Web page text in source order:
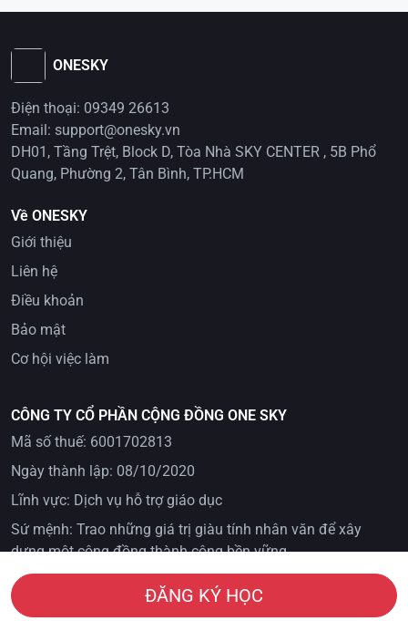
ĐĂNG KÝ HỌC
ONESKY
Điện thoại: 09349 26613
Email: support@onesky.vn
DH01, Tầng Trệt, Block D, Tòa Nhà SKY CENTER , 5B Phổ
Quang, Phường 2, Tân Bình, TP.HCM
Về ONESKY
Giới thiệu
Liên hệ
Điều khoản
Bảo mật
Cơ hội việc làm
CÔNG TY CỔ PHẦN CỘNG ĐỒNG ONE SKY
Mã số thuế: 6001702813
Ngày thành lập: 08/10/2020
Lĩnh vực: Dịch vụ hỗ trợ giáo dục
Sứ mệnh: Trao những giá trị giàu tính nhân văn để xây
dựng một cộng đồng thành công bền vững
© 2024 Toàn bộ bản quyền thuộc OneSky